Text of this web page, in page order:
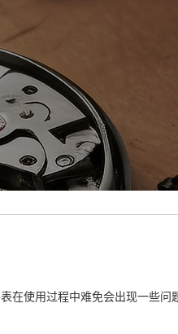
在使用过程中难免会出现一些问